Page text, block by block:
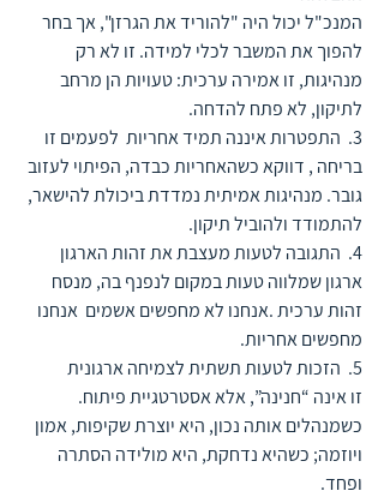
המנכ"ל יכול היה "להוריד את הגרזן", אך בחר
להפוך את המשבר לכלי למידה. זו לא רק
מנהיגות, זו אמירה ערכית: טעויות הן מרחב
לתיקון, לא פתח להדחה.
3.  התפטרות איננה תמיד אחריות  לפעמים זו
בריחה , דווקא כשהאחריות כבדה, הפיתוי לעזוב
גובר. מנהיגות אמיתית נמדדת ביכולת להישאר,
להתמודד ולהוביל תיקון.
4.  התגובה לטעות מעצבת את זהות הארגון
ארגון שמלווה טעות במקום לנפנף בה, מנסח
זהות ערכית .אנחנו לא מחפשים אשמים  אנחנו
מחפשים אחריות.
5.  הזכות לטעות תשתית לצמיחה ארגונית
זו אינה “חנינה”, אלא אסטרטגיית פיתוח.
כשמנהלים אותה נכון, היא יוצרת שקיפות, אמון
ויוזמה; כשהיא נדחקת, היא מולידה הסתרה
ופחד.